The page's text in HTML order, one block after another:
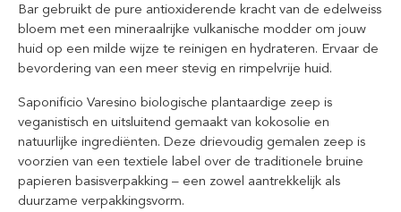
Bar gebruikt de pure antioxiderende kracht van de edelweiss
bloem met een mineraalrijke vulkanische modder om jouw
huid op een milde wijze te reinigen en hydrateren. Ervaar de
bevordering van een meer stevig en rimpelvrije huid.
Saponificio Varesino biologische plantaardige zeep is
veganistisch en uitsluitend gemaakt van kokosolie en
natuurlijke ingrediënten. Deze drievoudig gemalen zeep is
voorzien van een textiele label over de traditionele bruine
papieren basisverpakking – een zowel aantrekkelijk als
duurzame verpakkingsvorm.